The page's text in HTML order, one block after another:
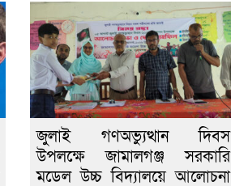
জুলাই গণঅভ্যুত্থান দিবস
উপলক্ষে জামালগঞ্জ সরকারি
মডেল উচ্চ বিদ্যালয়ে আলোচনা